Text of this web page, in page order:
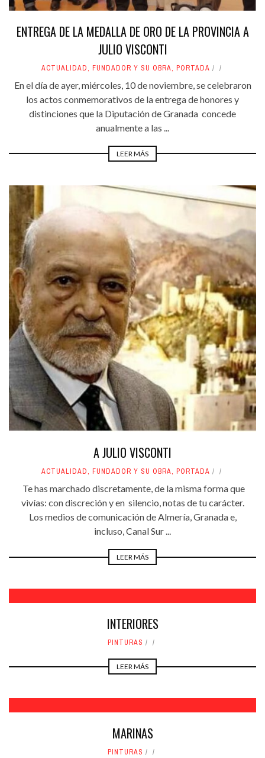
ENTREGA DE LA MEDALLA DE ORO DE LA PROVINCIA A
JULIO VISCONTI
ACTUALIDAD, FUNDADOR Y SU OBRA, PORTADA
En el día de ayer, miércoles, 10 de noviembre, se celebraron
los actos conmemorativos de la entrega de honores y
distinciones que la Diputación de Granada concede
anualmente a las ...
LEER MÁS
A JULIO VISCONTI
ACTUALIDAD, FUNDADOR Y SU OBRA, PORTADA
Te has marchado discretamente, de la misma forma que
vivías: con discreción y en silencio, notas de tu carácter.
Los medios de comunicación de Almería, Granada e,
incluso, Canal Sur ...
LEER MÁS
INTERIORES
PINTURAS
LEER MÁS
MARINAS
PINTURAS